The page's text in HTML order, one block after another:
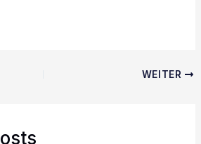
WEITER